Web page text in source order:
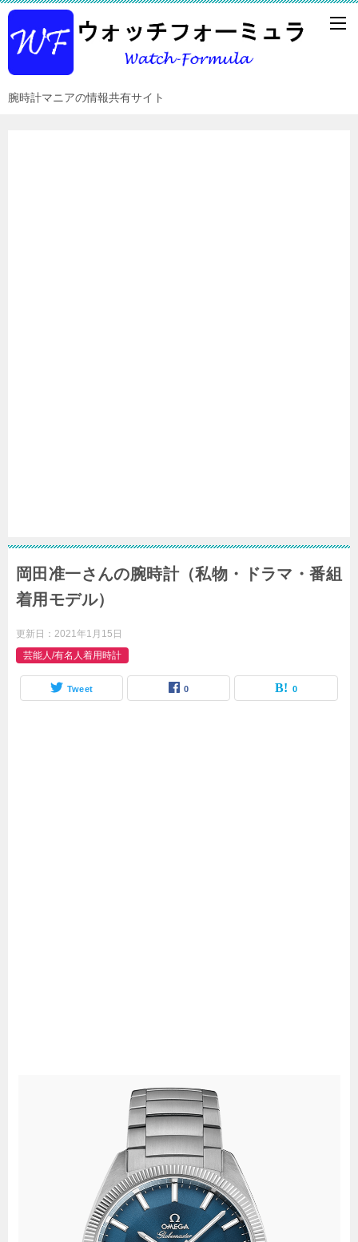
腕時計マニアの情報共有サイト
岡田准一さんの腕時計（私物・ドラマ・番組
着用モデル）
更新日： 2021年1月15日
芸能人/有名人着用時計
Tweet 0 0